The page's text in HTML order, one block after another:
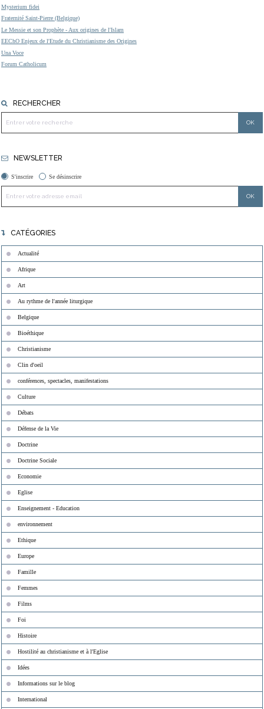
Mysterium fidei
Fraternité Saint-Pierre (Belgique)
Le Messie et son Prophète - Aux origines de l'Islam
EEChO Enjeux de l'Etude du Christianisme des Origines
Una Voce
Forum Catholicum
RECHERCHER
NEWSLETTER
S'inscrire Se désinscrire
CATÉGORIES
Actualité
Afrique
Art
Au rythme de l'année liturgique
Belgique
Bioéthique
Christianisme
Clin d'oeil
conférences, spectacles, manifestations
Culture
Débats
Défense de la Vie
Doctrine
Doctrine Sociale
Economie
Eglise
Enseignement - Education
environnement
Ethique
Europe
Famille
Femmes
Films
Foi
Histoire
Hostilité au christianisme et à l'Eglise
Idées
Informations sur le blog
International